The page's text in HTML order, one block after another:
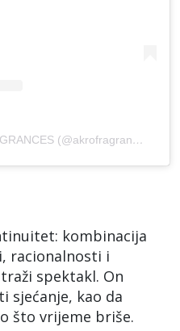
A post shared by AKRO FRAGRANCES (@akrofragrances)
kombinacija
racionalnosti i
spektakl. On
sjećanje, kao da
što vrijeme briše.